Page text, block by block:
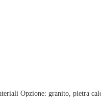
Opzione: granito, pietra